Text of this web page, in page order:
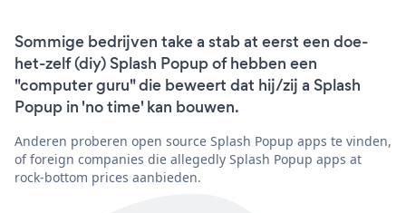
Sommige bedrijven take a stab at eerst een doe-
het-zelf (diy) Splash Popup of hebben een
"computer guru" die beweert dat hij/zij a Splash
Popup in 'no time' kan bouwen.
Anderen proberen open source Splash Popup apps te vinden,
of foreign companies die allegedly Splash Popup apps at
rock-bottom prices aanbieden.